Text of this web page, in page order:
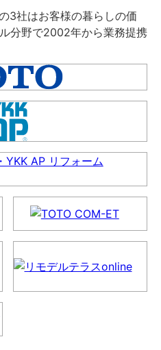
3社はお客様の暮らしの価
分野で2002年から業務提携